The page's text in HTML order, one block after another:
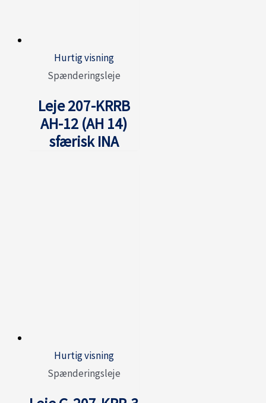
Hurtig visning
Spænderingsleje
Leje 207-KRRB
AH-12 (AH 14)
sfærisk INA
Hurtig visning
Spænderingsleje